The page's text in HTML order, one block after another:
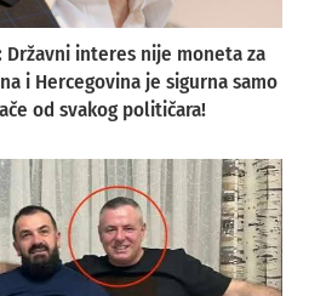
Državni interes nije moneta za
i Hercegovina je sigurna samo
od svakog političara!